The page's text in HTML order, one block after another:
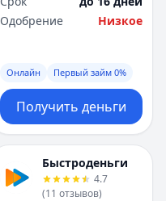
Одобрение
Низкое
Онлайн Первый займ 0%
Получить деньги
Быстроденьги
4.7
(11 отзывов)